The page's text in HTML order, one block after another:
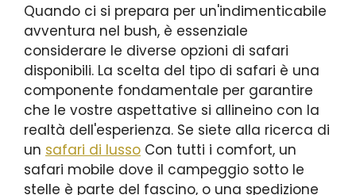
Quando ci si prepara per un'indimenticabile
avventura nel bush, è essenziale
considerare le diverse opzioni di safari
disponibili. La scelta del tipo di safari è una
componente fondamentale per garantire
che le vostre aspettative si allineino con la
realtà dell'esperienza. Se siete alla ricerca di
un safari di lusso Con tutti i comfort, un
safari mobile dove il campeggio sotto le
stelle è parte del fascino, o una spedizione